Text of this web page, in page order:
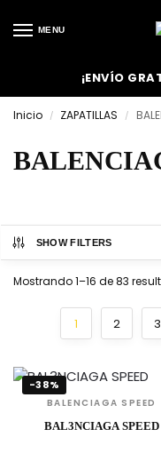
MENU
¡ENVÍO
Inicio / ZAPATILLAS /
SHOW FILTERS
Mostrando 1–16 de 83
1 2 3
-38%
BALENCIAGA SPEED
BAL3NCIAGA SPEED